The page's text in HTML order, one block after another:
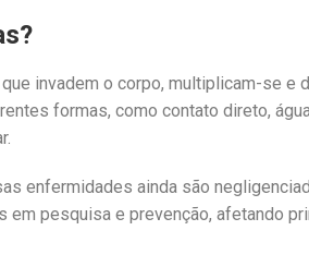
invadem o corpo, multiplicam-se e
formas, como contato direto,
enfermidades ainda são
pesquisa e prevenção, afetando